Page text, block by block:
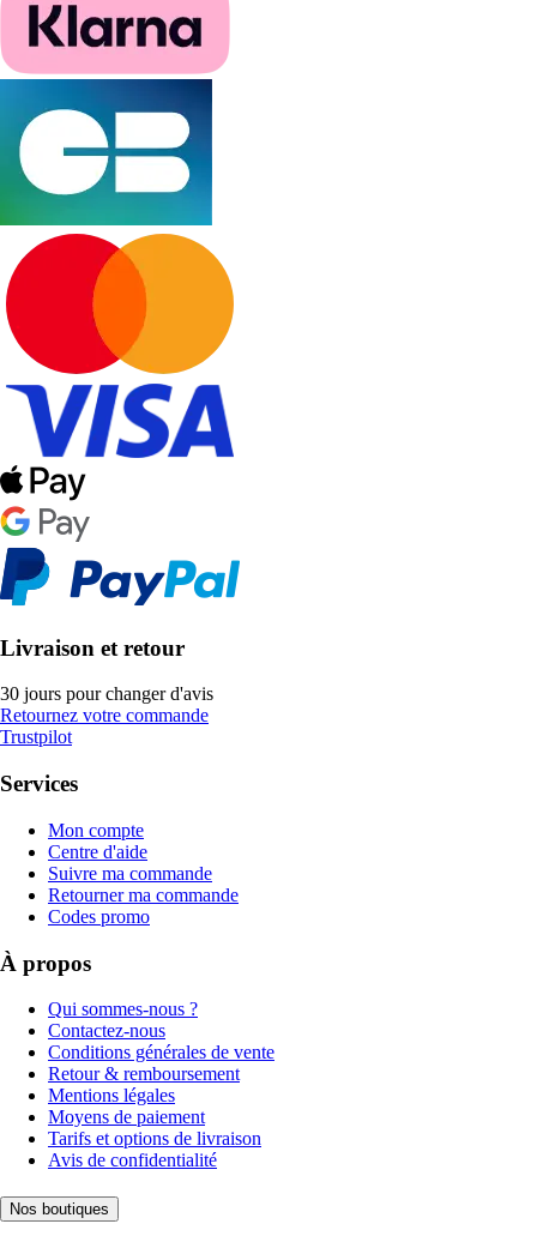
Livraison et retour
30 jours pour changer d'avis
Retournez votre commande
Trustpilot
Services
Mon compte
Centre d'aide
Suivre ma commande
Retourner ma commande
Codes promo
À propos
Qui sommes-nous ?
Contactez-nous
Conditions générales de vente
Retour & remboursement
Mentions légales
Moyens de paiement
Tarifs et options de livraison
Avis de confidentialité
Nos boutiques